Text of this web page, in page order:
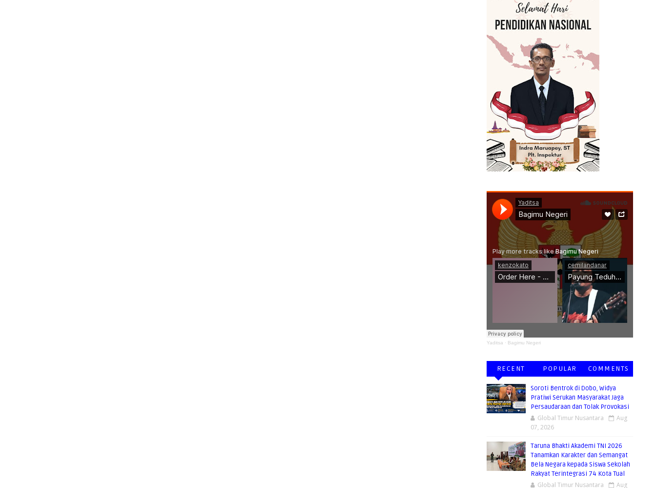
Yaditsa · Bagimu Negeri
RECENT POPULAR COMMENTS
Soroti Bentrok di Dobo, Widya
Pratiwi Serukan Masyarakat Jaga
Persaudaraan dan Tolak Provokasi
Global Timur Nusantara
Aug
07, 2026
Taruna Bhakti Akademi TNI 2026
Tanamkan Karakter dan Semangat
Bela Negara kepada Siswa Sekolah
Rakyat Terintegrasi 74 Kota Tual
Global Timur Nusantara Aug